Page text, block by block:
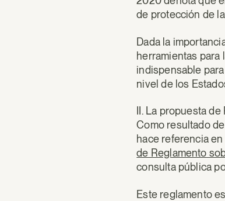
de protección de
Dada la
herramientas para
indispensable
nivel de los
II. La propuesta
Como resultado
hace referencia
de Reglamento
consulta pública
Este reglamento